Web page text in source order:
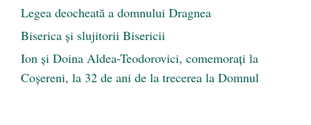
Legea deocheată a domnului Dragnea
Biserica și slujitorii Bisericii
Ion și Doina Aldea-Teodorovici, comemorați la
Coșereni, la 32 de ani de la trecerea la Domnul